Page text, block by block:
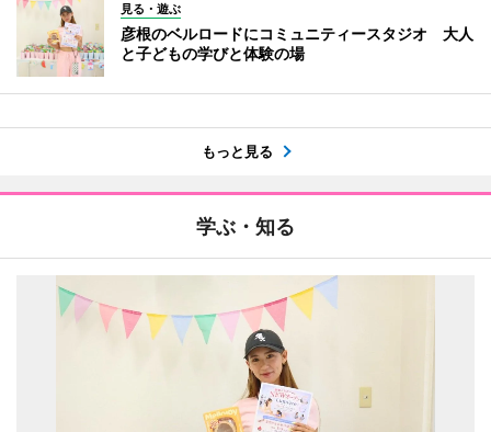
見る・遊ぶ
彦根のベルロードにコミュニティースタジオ 大人
と子どもの学びと体験の場
もっと見る
学ぶ・知る